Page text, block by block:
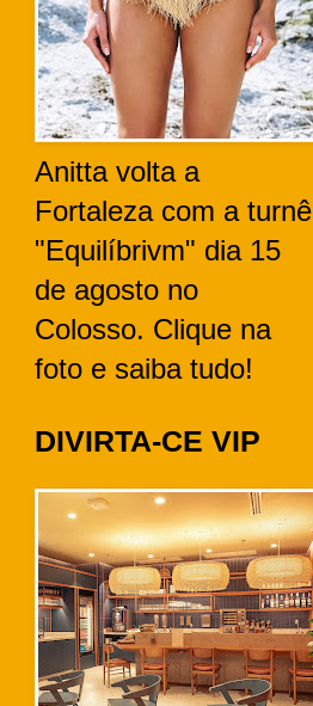
Anitta volta a
Fortaleza com a turnê
"Equilíbrivm" dia 15
de agosto no
Colosso. Clique na
foto e saiba tudo!
DIVIRTA-CE VIP